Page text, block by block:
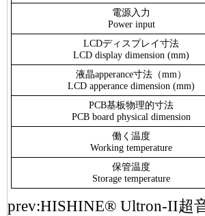
電源入力
Power input
LCDディスプレイ寸法
LCD display dimension (mm)
液晶apperance寸法（mm）
LCD apperance dimension (mm)
PCB基板物理的寸法
PCB board physical dimension
働く温度
Working temperature
保管温度
Storage temperature
prev:HISHINE® Ultron-II超